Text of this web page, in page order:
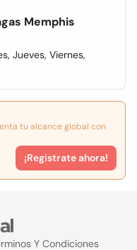
Memphis
Jueves, Viernes,
tu alcance global con
¡Registrate ahora!
Y Condiciones